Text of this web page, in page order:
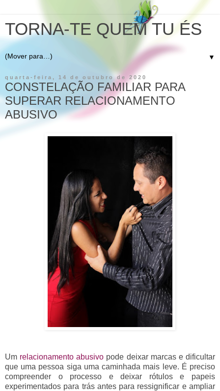
TORNA-TE QUEM TU ÉS
▼
quarta-feira, 14 de outubro de 2020
CONSTELAÇÃO FAMILIAR PARA
SUPERAR RELACIONAMENTO
ABUSIVO
Um relacionamento abusivo pode deixar marcas e dificultar
que uma pessoa siga uma caminhada mais leve. É preciso
compreender o processo e deixar rótulos e papeis
experimentados para trás antes para ressignificar e ampliar